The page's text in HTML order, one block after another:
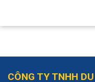
CÔNG TY TNHH